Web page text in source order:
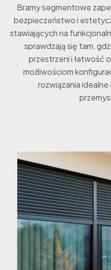
Bramy segmentowe
bezpieczeństwo i
stawiających na
sprawdzają się tam,
przestrzeni i łatwość
możliwościom
rozwiązania